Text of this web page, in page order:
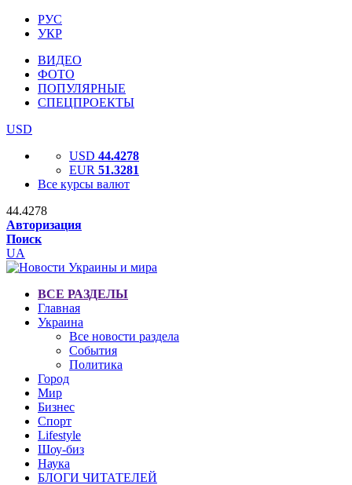
РУС
УКР
ВИДЕО
ФОТО
ПОПУЛЯРНЫЕ
СПЕЦПРОЕКТЫ
USD
USD 44.4278
EUR 51.3281
Все курсы валют
44.4278
Авторизация
Поиск
UA
ВСЕ РАЗДЕЛЫ
Главная
Украина
Все новости раздела
События
Политика
Город
Мир
Бизнес
Спорт
Lifestyle
Шоу-биз
Наука
БЛОГИ ЧИТАТЕЛЕЙ